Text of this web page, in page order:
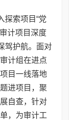
探索项目“党
计项目深度
驾护航。面对
计组在进点
目一线落地
进项目，聚
自查，针对
，为审计工